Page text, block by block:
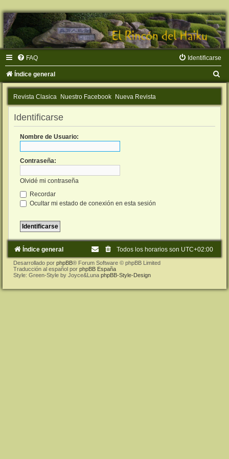
FAQ Identificarse
Índice general
u
Revista Clasica Nuestro Facebook Nueva Revista
Identificarse
Nombre de Usuario:
Contraseña:
Olvidé mi contraseña
Recordar
Ocultar mi estado de conexión en esta sesión
Índice general Todos los horarios son UTC+02:00
Desarrollado por phpBB® Forum Software © phpBB Limited
Traducción al español por phpBB España
Style: Green-Style by Joyce&Luna phpBB-Style-Design